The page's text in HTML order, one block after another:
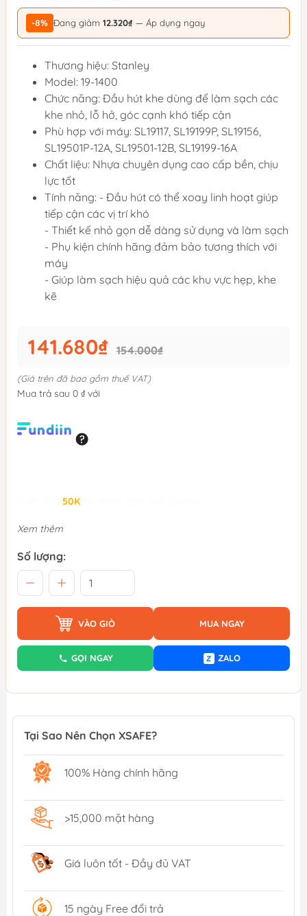
-8% Đang giảm 12.320₫ — Áp dụng ngay
Thương hiệu: Stanley
Model: 19-1400
Chức năng: Đầu hút khe dùng để làm sạch các
khe nhỏ, lỗ hở, góc cạnh khó tiếp cận
Phù hợp với máy: SL19117, SL19199P, SL19156,
SL19501P-12A, SL19501-12B, SL19199-16A
Chất liệu: Nhựa chuyên dụng cao cấp bền, chịu
lực tốt
Tính năng: - Đầu hút có thể xoay linh hoạt giúp
tiếp cận các vị trí khó
- Thiết kế nhỏ gọn dễ dàng sử dụng và làm sạch
- Phụ kiện chính hãng đảm bảo tương thích với
máy
- Giúp làm sạch hiệu quả các khu vực hẹp, khe
kẽ
141.680₫ 154.000₫
(Giá trên đã bao gồm thuế VAT)
Mua trả sau 0 ₫ với
50K
Xem thêm
Số lượng:
VÀO GIỎ MUA NGAY
GỌI NGAY Z ZALO
Tại Sao Nên Chọn XSAFE?
100% Hàng chính hãng
>15,000 mặt hàng
Giá luôn tốt - Đầy đủ VAT
15 ngày Free đổi trả